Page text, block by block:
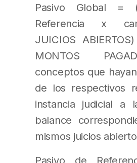
Pasivo Global =
Referencia x
JUICIOS
MONTOS
conceptos que
de los respectivos
instancia judicial a
balance
mismos juicios
Pasivo de